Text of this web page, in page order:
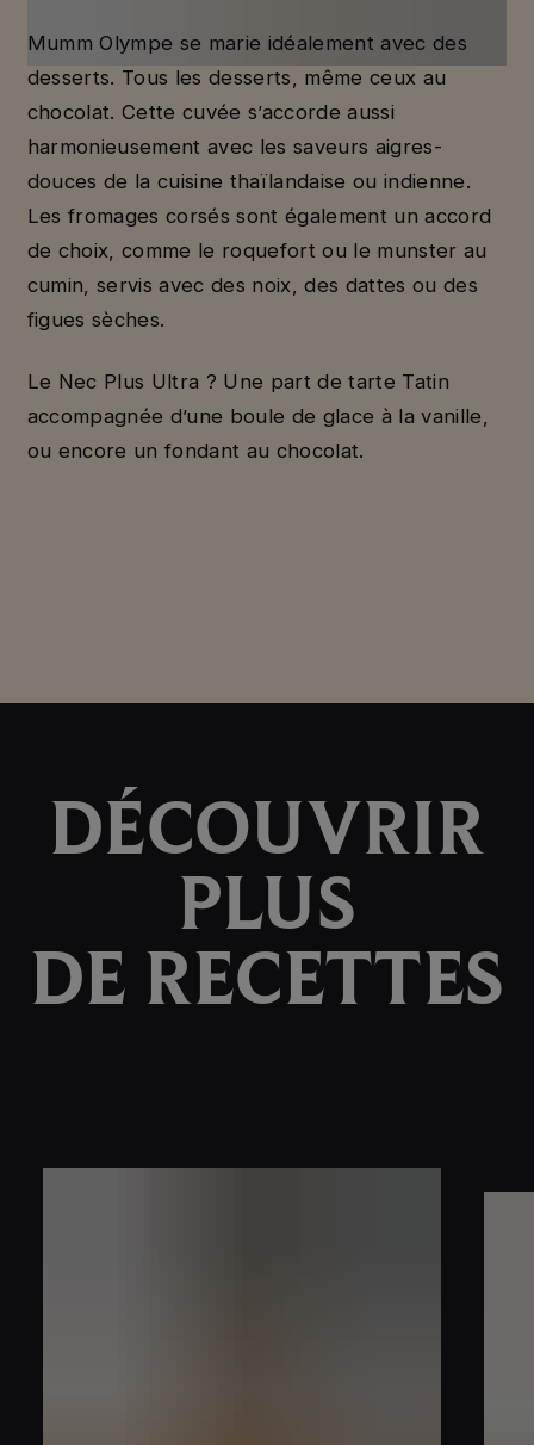
Mumm Olympe se marie idéalement avec des
desserts. Tous les desserts, même ceux au
chocolat. Cette cuvée s’accorde aussi
harmonieusement avec les saveurs aigres-
douces de la cuisine thaïlandaise ou indienne.
Les fromages corsés sont également un accord
de choix, comme le roquefort ou le munster au
cumin, servis avec des noix, des dattes ou des
figues sèches.
Le Nec Plus Ultra ? Une part de tarte Tatin
accompagnée d’une boule de glace à la vanille,
ou encore un fondant au chocolat.
DÉCOUVRIR
PLUS
DE RECETTES